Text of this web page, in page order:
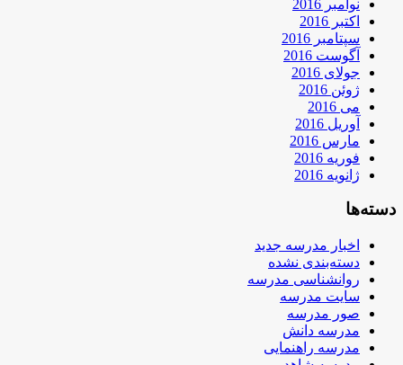
نوامبر 2016
اکتبر 2016
سپتامبر 2016
آگوست 2016
جولای 2016
ژوئن 2016
می 2016
آوریل 2016
مارس 2016
فوریه 2016
ژانویه 2016
دسته‌ها
اخبار مدرسه جدید
دسته‌بندی نشده
روانشناسی مدرسه
سایت مدرسه
صور مدرسه
مدرسه دانش
مدرسه راهنمایی